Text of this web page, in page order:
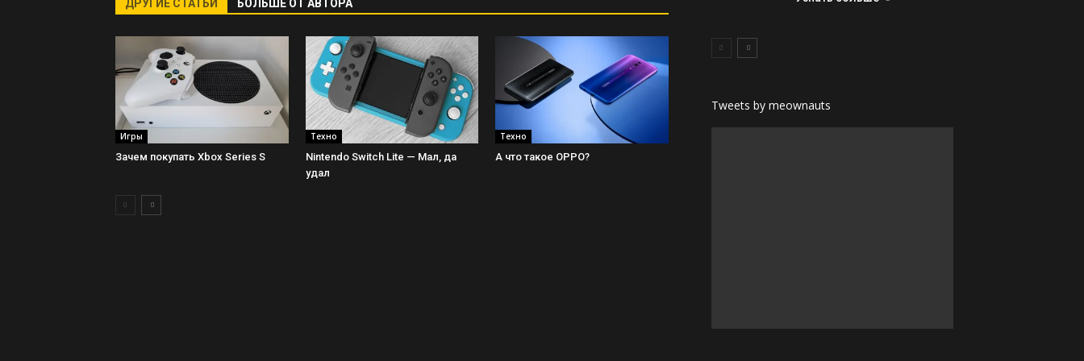
ДРУГИЕ СТАТЬИ БОЛЬШЕ ОТ АВТОРА
Игры
Зачем покупать Xbox Series S
Техно
Nintendo Switch Lite — Мал, да
удал
Техно
А что такое OPPO?
Tweets by meownauts